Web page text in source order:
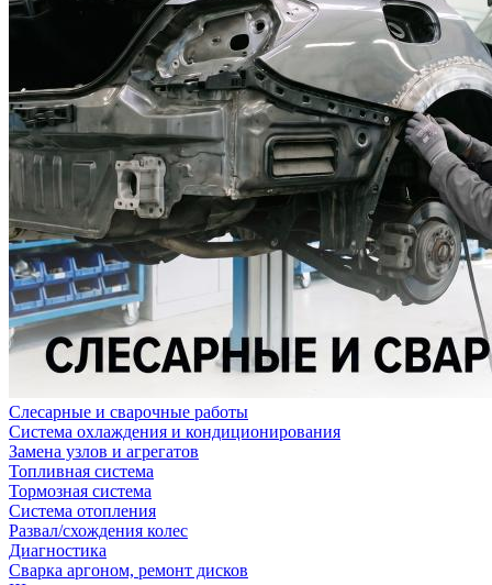
Слесарные и сварочные работы
Система охлаждения и кондиционирования
Замена узлов и агрегатов
Топливная система
Тормозная система
Система отопления
Развал/схождения колес
Диагностика
Сварка аргоном, ремонт дисков